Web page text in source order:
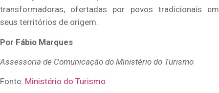
transformadoras, ofertadas por povos tradicionais em
seus territórios de origem.
Por Fábio Marques
Assessoria de Comunicação do Ministério do Turismo
Fonte: Ministério do Turismo